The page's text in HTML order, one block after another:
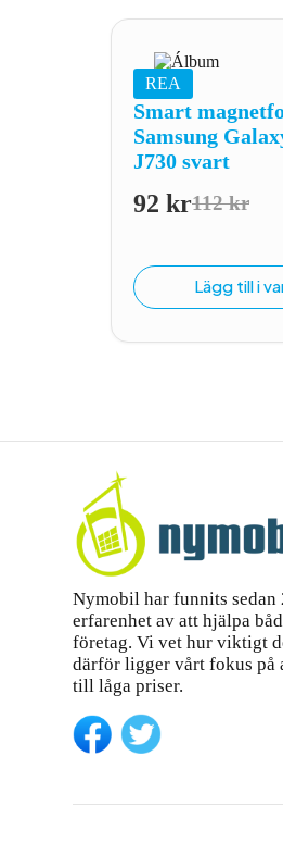
REA
Smart
Samsung
J730 svart
112kr
Det
priset
var:
112 kr.
92 krDet
priset
är:
92 kr.
Lägg till i
Nymobil har funnits sedan
erfarenhet av att hjälpa
företag. Vi vet hur viktigt
därför ligger vårt fokus på
till låga priser.